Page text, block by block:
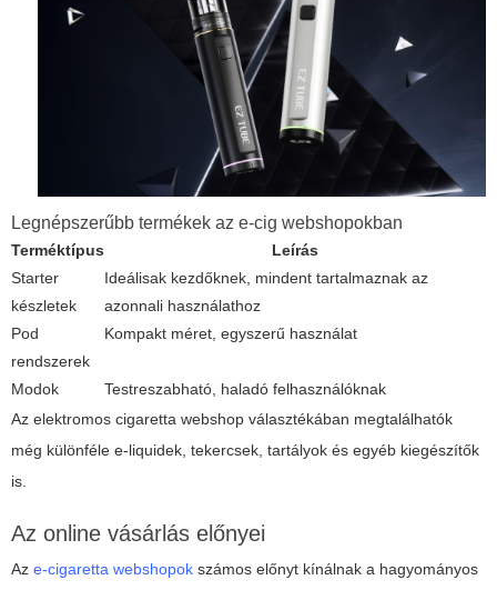
Legnépszerűbb termékek az e-cig webshopokban
Terméktípus
Leírás
Starter
készletek
Ideálisak kezdőknek, mindent tartalmaznak az
azonnali használathoz
Pod
rendszerek
Kompakt méret, egyszerű használat
Modok
Testreszabható, haladó felhasználóknak
Az elektromos cigaretta webshop választékában megtalálhatók
még különféle e-liquidek, tekercsek, tartályok és egyéb kiegészítők
is.
Az online vásárlás előnyei
Az e-cigaretta webshopok számos előnyt kínálnak a hagyományos